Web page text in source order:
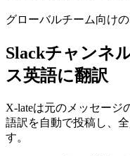
グローバルチーム向けの
Slackチャンネ
ス英語に翻訳
X-lateは元のメッセージ
語訳を自動で投稿し、
す。